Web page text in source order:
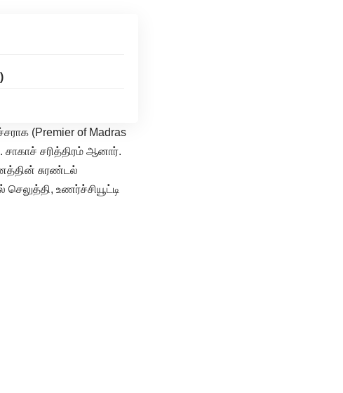
(Premier of Madras
சாகாச் சரித்திரம் ஆனார்.
சுரண்டல்
உணர்ச்சியூட்டி